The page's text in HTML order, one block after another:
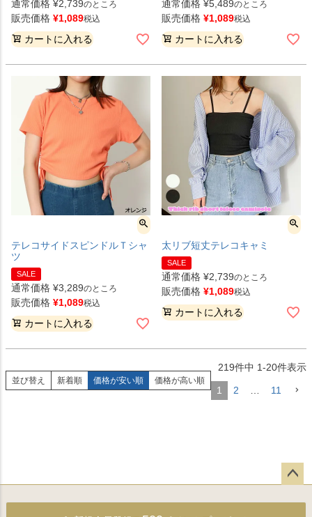
通常価格 ¥2,739のところ
販売価格 ¥1,089税込
カートに入れる
通常価格 ¥5,489のところ
販売価格 ¥1,089税込
カートに入れる
テレコサイドスピンドルＴシャ
ツ
SALE
通常価格 ¥3,289のところ
販売価格 ¥1,089税込
カートに入れる
太リブ短丈テレコキャミ
SALE
通常価格 ¥2,739のところ
販売価格 ¥1,089税込
カートに入れる
並び替え 新着順 価格が安い順 価格が高い順
219件中 1-20件表示
1 2 11